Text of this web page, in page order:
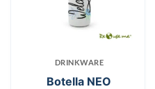
DRINKWARE
Botella NEO